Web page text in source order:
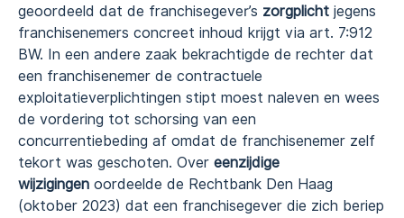
geoordeeld dat de franchisegever’s zorgplicht jegens
franchisenemers concreet inhoud krijgt via art. 7:912
BW. In een andere zaak bekrachtigde de rechter dat
een franchisenemer de contractuele
exploitatieverplichtingen stipt moest naleven en wees
de vordering tot schorsing van een
concurrentiebeding af omdat de franchisenemer zelf
tekort was geschoten. Over eenzijdige
wijzigingen oordeelde de Rechtbank Den Haag
(oktober 2023) dat een franchisegever die zich beriep